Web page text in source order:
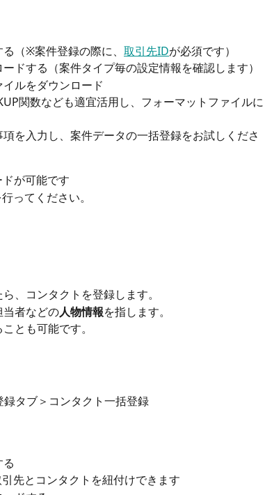
（※案件登録の際に、 取引先IDが必須です）
ドする（案件タイプ毎の設定情報を確認します）
ルをダウンロード
関数なども適宜活用し、フォーマットファイルに
を入力し、案件データの一括登録をお試しくださ
が可能です
ってください。
、コンタクトを登録します。
当者などの人物情報を指します。
とも可能です。
タブ＞コンタクト一括登録
先とコンタクトを紐付けできます